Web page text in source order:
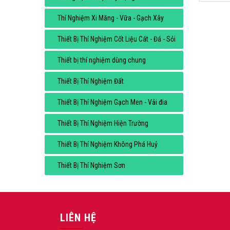
Thí Nghiệm Xi Măng - Vữa - Gạch Xây
Thiết Bị Thí Nghiệm Cốt Liệu Cát - Đá - Sỏi
Thiết bị thí nghiệm dùng chung
Thiết Bị Thí Nghiệm Đất
Thiết Bị Thí Nghiệm Gạch Men - Vải đia
Thiết Bị Thí Nghiệm Hiện Trường
Thiết Bị Thí Nghiệm Không Phá Huỷ
Thiết Bị Thí Nghiệm Sơn
LIÊN HỆ